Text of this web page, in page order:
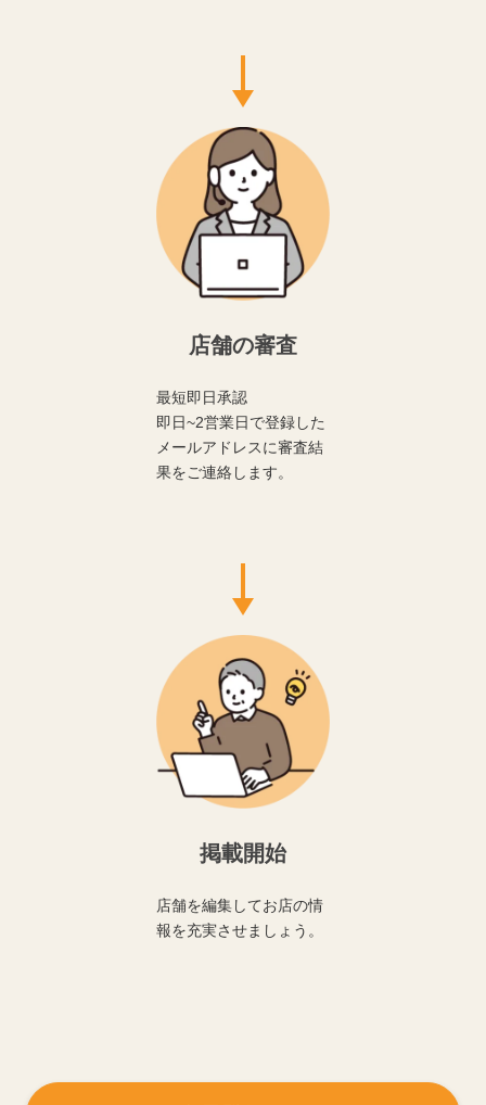
店舗の審査
最短即日承認
即日~2営業日で登録した
メールアドレスに審査結
果をご連絡します。
掲載開始
店舗を編集してお店の情
報を充実させましょう。